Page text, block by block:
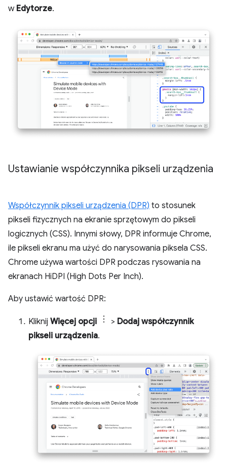
w Edytorze.
Ustawianie współczynnika pikseli urządzenia
Współczynnik pikseli urządzenia (DPR) to stosunek
pikseli fizycznych na ekranie sprzętowym do pikseli
logicznych (CSS). Innymi słowy, DPR informuje Chrome,
ile pikseli ekranu ma użyć do narysowania piksela CSS.
Chrome używa wartości DPR podczas rysowania na
ekranach HiDPI (High Dots Per Inch).
Aby ustawić wartość DPR:
Kliknij Więcej opcji > Dodaj współczynnik
pikseli urządzenia.